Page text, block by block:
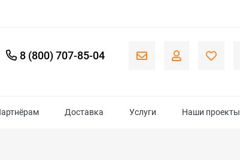
8 (800) 707-85-04
Доставка Услуги Наши проекты